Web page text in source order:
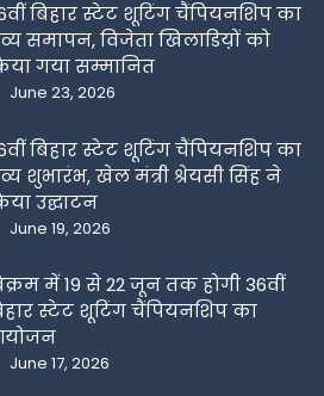
बिहार स्टेट शूटिंग चैंपियनशिप का
समापन, विजेता खिलाडिय़ों को
गया सम्मानित
Posted
on
June 23, 2026
बिहार स्टेट शूटिंग चैंपियनशिप का
शुभारंभ, खेल मंत्री श्रेयसी सिंह ने
उद्घाटन
Posted
on
June 19, 2026
में 19 से 22 जून तक होगी 36वीं
स्टेट शूटिंग चैंपियनशिप का
Posted
on
June 17, 2026